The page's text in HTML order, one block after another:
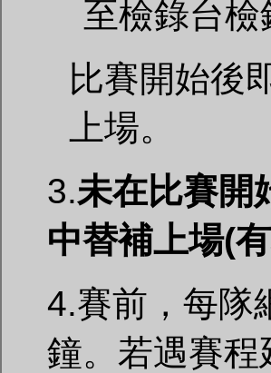
至檢錄台檢
比賽開始後
上場。
3.未在比賽開
中替補上場(
4.賽前，每隊
鐘。若遇賽